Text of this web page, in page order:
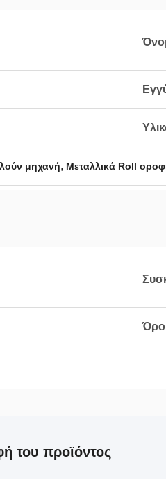
μηχανή, Μεταλλικά Roll
του προϊόντος